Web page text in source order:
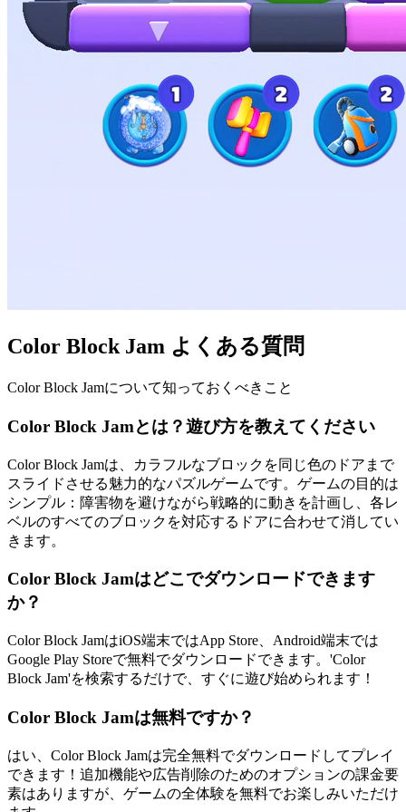
Color Block Jam よくある質問
Color Block Jamについて知っておくべきこと
Color Block Jamとは？遊び方を教えてください
Color Block Jamは、カラフルなブロックを同じ色のドアまで
スライドさせる魅力的なパズルゲームです。ゲームの目的は
シンプル：障害物を避けながら戦略的に動きを計画し、各レ
ベルのすべてのブロックを対応するドアに合わせて消してい
きます。
Color Block Jamはどこでダウンロードできます
か？
Color Block JamはiOS端末ではApp Store、Android端末では
Google Play Storeで無料でダウンロードできます。'Color
Block Jam'を検索するだけで、すぐに遊び始められます！
Color Block Jamは無料ですか？
はい、Color Block Jamは完全無料でダウンロードしてプレイ
できます！追加機能や広告削除のためのオプションの課金要
素はありますが、ゲームの全体験を無料でお楽しみいただけ